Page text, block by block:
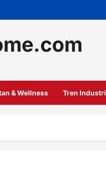
& Wellness Tren Industri